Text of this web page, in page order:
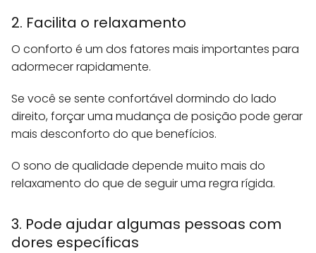
2. Facilita o relaxamento
O conforto é um dos fatores mais importantes para
adormecer rapidamente.
Se você se sente confortável dormindo do lado
direito, forçar uma mudança de posição pode gerar
mais desconforto do que benefícios.
O sono de qualidade depende muito mais do
relaxamento do que de seguir uma regra rígida.
3. Pode ajudar algumas pessoas com
dores específicas